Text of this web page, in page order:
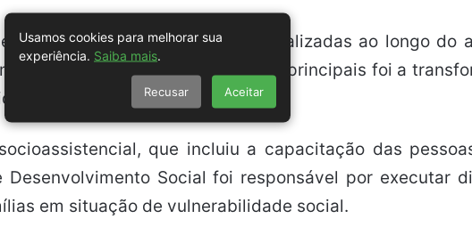
fez um balanço das ações realizadas ao longo do
do município. Um dos focos principais foi a
que incluiu a capacitação das
Social foi responsável por executar
em situação de vulnerabilidade social.
Usamos cookies para melhorar sua
experiência. Saiba mais
Recusar Aceitar